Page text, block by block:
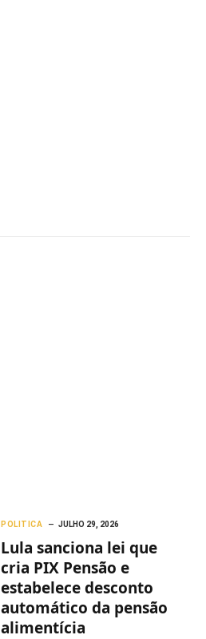
POLITICA JULHO 29, 2026
Lula sanciona lei que
cria PIX Pensão e
estabelece desconto
automático da pensão
alimentícia